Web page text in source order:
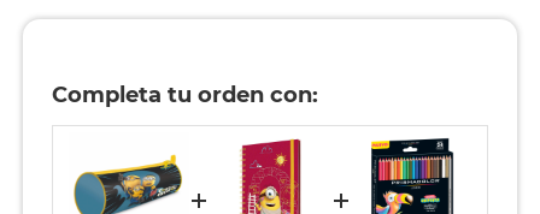
Completa tu orden con: